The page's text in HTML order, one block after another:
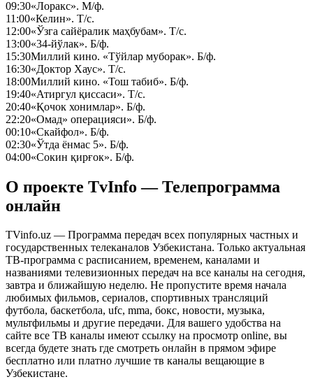
09:30«Лоракс». М/ф.
11:00«Келин». Т/с.
12:00«Ўзга сайёралик маҳбубам». Т/с.
13:00«34-йўлак». Б/ф.
15:30Миллий кино. «Тўйлар муборак». Б/ф.
16:30«Доктор Хаус». Т/с.
18:00Миллий кино. «Тош табиб». Б/ф.
19:40«Атиргул қиссаси». Т/с.
20:40«Қочок хонимлар». Б/ф.
22:20«Омад» операцияси». Б/ф.
00:10«Скайфол». Б/ф.
02:30«Ўтда ёнмас 5». Б/ф.
04:00«Сокин қирғок». Б/ф.
О проекте TvInfo — Телепрограмма
онлайн
TVinfo.uz — Программа передач всех популярных частных и
государственных телеканалов Узбекистана. Только актуальная
ТВ-программа с расписанием, временем, каналами и
названиями телевизионных передач на все каналы на сегодня,
завтра и ближайшую неделю. Не пропустите время начала
любимых фильмов, сериалов, спортивных трансляций
футбола, баскетбола, ufc, mma, бокс, новости, музыка,
мультфильмы и другие передачи. Для вашего удобства на
сайте все ТВ каналы имеют ссылку на просмотр online, вы
всегда будете знать где смотреть онлайн в прямом эфире
бесплатно или платно лучшие тв каналы вещающие в
Узбекистане.